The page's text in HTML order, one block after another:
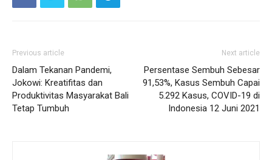
Previous article
Dalam Tekanan Pandemi,
Jokowi: Kreatifitas dan
Produktivitas Masyarakat Bali
Tetap Tumbuh
Next article
Persentase Sembuh Sebesar
91,53%, Kasus Sembuh Capai
5.292 Kasus, COVID-19 di
Indonesia 12 Juni 2021